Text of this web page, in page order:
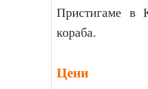
Пристигаме в
кораба.
Цени